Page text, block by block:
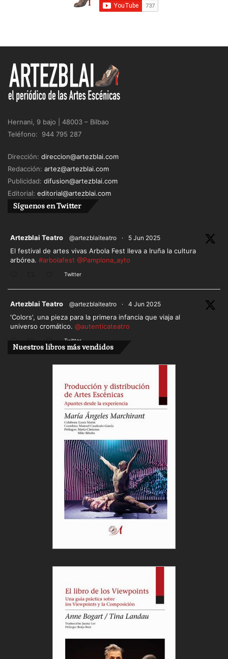
Hernani, 9 bajo | 48003 – Bilbao
Teléfono: 944 795 287
Dirección: direccion@artezblai.com
Redacción: artez@artezblai.com
Publicidad: difusion@artezblai.com
Editorial: editorial@artezblai.com
Síguenos en Twitter
Artezblai Teatro @artezblaiteatro · 5 Jun 2025
El festival de artes vivas Arbola Fest lleva a Iruña la cultura
arbórea. #arbolafest @Pamplona_ayto
Twitter
Artezblai Teatro @artezblaiteatro · 4 Jun 2025
'Colors', una pieza para la primera infancia que viaja al
universo cromático. @autenticateatro
Twitter
Cargar más
Nuestros libros más vendidos